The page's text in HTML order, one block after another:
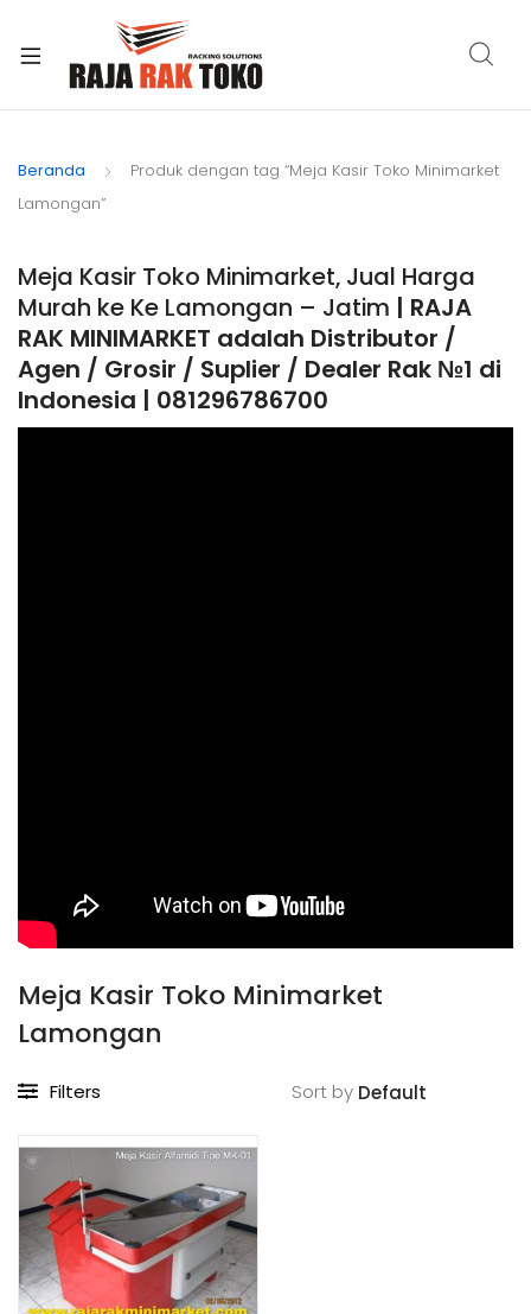
Beranda
Produk dengan tag “Meja Kasir Toko Minimarket
Lamongan”
Meja Kasir Toko Minimarket, Jual Harga
Murah ke Ke Lamongan – Jatim | RAJA
RAK MINIMARKET adalah Distributor /
Agen / Grosir / Suplier / Dealer Rak №1 di
Indonesia | 081296786700
Meja Kasir Toko Minimarket
Lamongan
Filters Sort by